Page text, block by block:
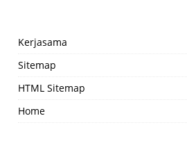
Kerjasama
Sitemap
HTML Sitemap
Home